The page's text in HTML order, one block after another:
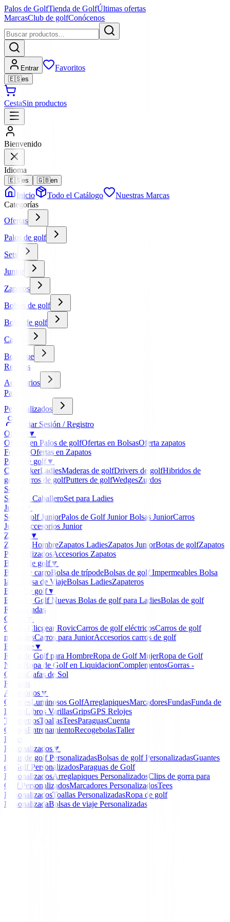
Palos de GolfTienda de GolfÚltimas ofertas
MarcasClub de golfConócenos
Entrar Favoritos
🇪🇸es
CestaSin productos
Bienvenido
Idioma
🇪🇸es 🇬🇧en
Inicio Todo el Catálogo
Nuestras Marcas
Categorías
Ofertas
Palos de golf
Sets
Junior
Zapatos
Bolsas de golf
Bolas de golf
Carros
Boutique
Regalos
Accesorios
Packs
Personalizados
Iniciar Sesión / Registro
Ofertas
▼
Ofertas en Palos de golfOfertas en BolsasOferta zapatos
FootJoyOfertas en Zapatos
Palos de golf▼
ClubmakerLadiesMaderas de golfDrivers de golfHibridos de
golf
Hierros de golfPutters de golfWedgesZurdos
Sets
Set para CaballeroSet para Ladies
Junior
▼
Set de golf JuniorPalos de Golf JuniorBolsas JuniorCarros
Junior
Accesorios Junior
Zapatos
▼
Zapatos HombreZapatos LadiesZapatos JuniorBotas de golfZapatos
PersonalizadosAccesorios Zapatos
Bolsas de golf▼
Bolsa de carroBolsa de trípodeBolsas de golf Impermeables Bolsa
lápiz
Bolsa de ViajeBolsas LadiesZapateros
Bolas de golf▼
Bolas de Golf Nuevas Bolas de golf para LadiesBolas de golf
Recuperadas
Carros
Carros Clicgear RovicCarros de golf eléctricosCarros de golf
manualesCarros para JuniorAccesorios carros de golf
Boutique▼
Ropa de Golf para HombreRopa de Golf MujerRopa de Golf
Niños
Ropa de Golf en LiquidacionComplementosGorras -
Gorros Gafas de Sol
Regalos
Accesorios▼
GuantesLuminosos GolfArreglapiquesMarcadoresFundasFunda de
Lluvia
Libros VarillasGripsGPS Relojes
TelemetrosToallasTeesParaguasCuenta
GolpesEntrenamientoRecogebolasTaller
Packs
Personalizados▼
Bolas de golf PersonalizadasBolsas de golf PersonalizadasGuantes
de Golf PersonalizadosParaguas de Golf
PersonalizadosArreglapiques PersonalizadosClips de gorra para
Golf PersonalizadosMarcadores PersonalizadosTees
PersonalizadosToallas PersonalizadasRopa de golf
PersonalizadaBolsas de viaje Personalizadas